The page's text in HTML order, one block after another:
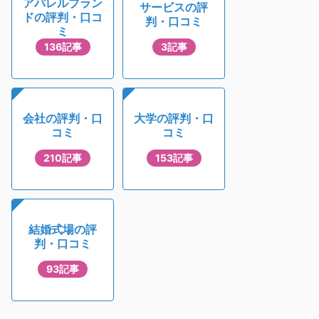
アパレルブラン
ドの評判・口コ
ミ
136記事
サービスの評
判・口コミ
3記事
会社の評判・口
コミ
210記事
大学の評判・口
コミ
153記事
結婚式場の評
判・口コミ
93記事